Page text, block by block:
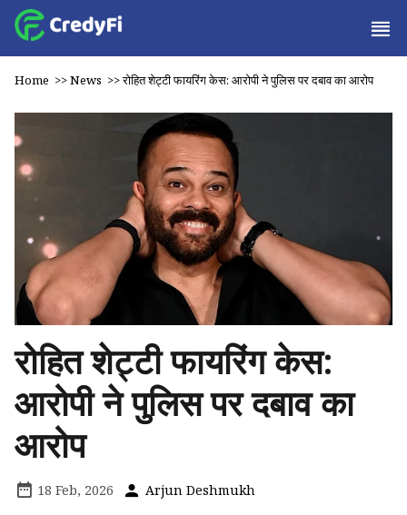
Home >>News >>रोहित शेट्टी फायरिंग केस: आरोपी ने पुलिस पर दबाव का आरोप
रोहित शेट्टी फायरिंग केस:
आरोपी ने पुलिस पर दबाव का
आरोप
18 Feb, 2026 Arjun Deshmukh